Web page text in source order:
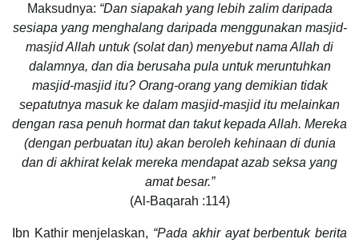
Maksudnya: “Dan siapakah yang lebih zalim daripada
sesiapa yang menghalang daripada menggunakan masjid-
masjid Allah untuk (solat dan) menyebut nama Allah di
dalamnya, dan dia berusaha pula untuk meruntuhkan
masjid-masjid itu? Orang-orang yang demikian tidak
sepatutnya masuk ke dalam masjid-masjid itu melainkan
dengan rasa penuh hormat dan takut kepada Allah. Mereka
(dengan perbuatan itu) akan beroleh kehinaan di dunia
dan di akhirat kelak mereka mendapat azab seksa yang
amat besar.”
(Al-Baqarah :114)
Ibn Kathir menjelaskan, “Pada akhir ayat berbentuk berita